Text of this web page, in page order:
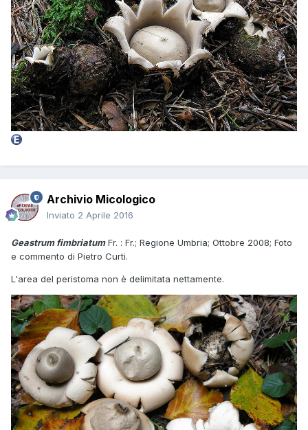
Archivio Micologico
Inviato 2 Aprile 2016
Geastrum fimbriatumFr. : Fr.; Regione Umbria; Ottobre 2008; Foto
e commento di Pietro Curti.
L'area del peristoma non è delimitata nettamente.